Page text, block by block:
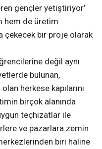
gençler yetiştiriyor’
hem de üretim
çekecek bir proje olarak
değil aynı
bulunan,
herkese kapılarını
birçok alanında
teçhizatlar ile
ve pazarlara zemin
biri haline